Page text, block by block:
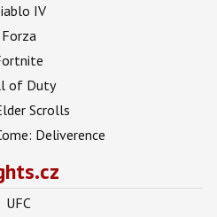
IV
Forza
of Duty
Scrolls
Deliverence
UFC